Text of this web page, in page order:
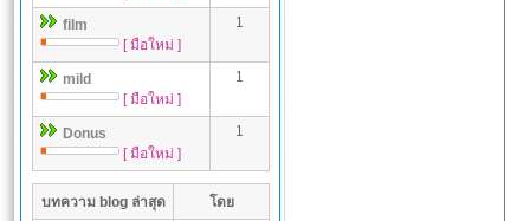
film
[ มือใหม่ ]
1
mild
[ มือใหม่ ]
1
Donus
[ มือใหม่ ]
1
บทความ blog ล่าสุด โดย